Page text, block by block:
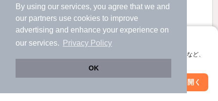
By using our services, you agree that we and
our partners use cookies to improve
advertising and enhance your experience on
our services.
Privacy Policy
OK
アプリに切り替えて、サクサクお部屋探し
会員登録なしですぐ使える。マップ検索やお気に入り保存など、
アプリを開く
すべての写真
王子神谷駅 歩7分 （南北線）
東十条駅 歩
14分 （京浜東北線）
東京都北区神谷1丁目
3階建 / 55年11ヶ月 / RC
8.4
絞り込み条件を変更